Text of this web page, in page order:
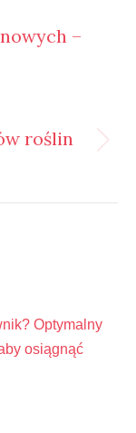
–
roślin
Optymalny
osiągnąć